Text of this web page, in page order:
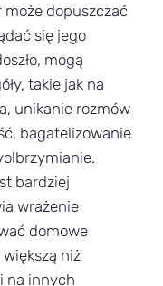
może dopuszczać
się jego
mogą
takie jak na
unikanie rozmów
bagatelizowanie
bardziej
wrażenie
domowe
niż
na innych